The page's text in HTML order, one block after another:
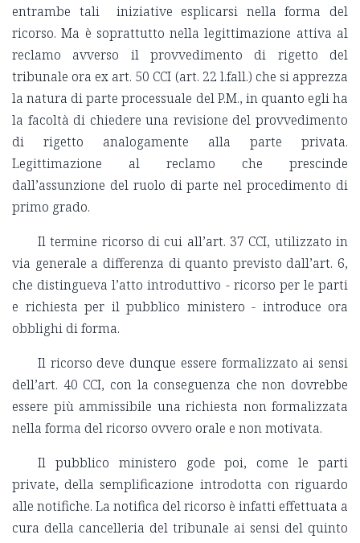
entrambe tali iniziative esplicarsi nella forma del
ricorso. Ma è soprattutto nella legittimazione attiva al
reclamo avverso il provvedimento di rigetto del
tribunale ora ex art. 50 CCI (art. 22 l.fall.) che si apprezza
la natura di parte processuale del P.M., in quanto egli ha
la facoltà di chiedere una revisione del provvedimento
di rigetto analogamente alla parte privata.
Legittimazione al reclamo che prescinde
dall’assunzione del ruolo di parte nel procedimento di
primo grado.
Il termine ricorso di cui all’art. 37 CCI, utilizzato in
via generale a differenza di quanto previsto dall’art. 6,
che distingueva l’atto introduttivo - ricorso per le parti
e richiesta per il pubblico ministero - introduce ora
obblighi di forma.
Il ricorso deve dunque essere formalizzato ai sensi
dell’art. 40 CCI, con la conseguenza che non dovrebbe
essere più ammissibile una richiesta non formalizzata
nella forma del ricorso ovvero orale e non motivata.
Il pubblico ministero gode poi, come le parti
private, della semplificazione introdotta con riguardo
alle notifiche. La notifica del ricorso è infatti effettuata a
cura della cancelleria del tribunale ai sensi del quinto